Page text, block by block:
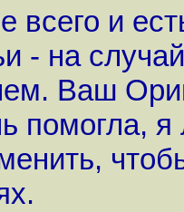
всего и
- на
Ваш
помогла,